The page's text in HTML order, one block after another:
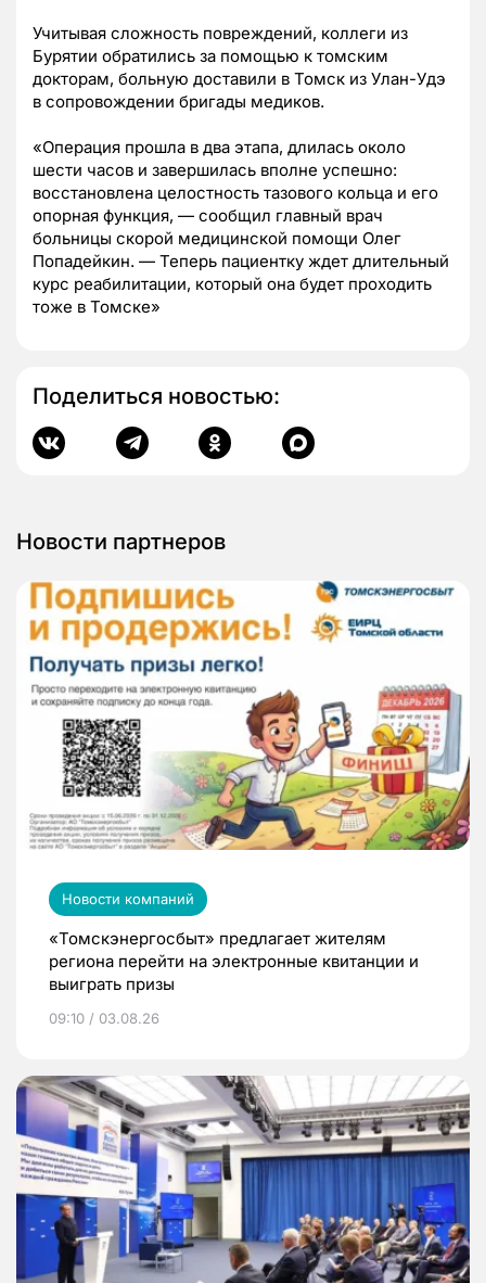
Учитывая сложность повреждений, коллеги из
Бурятии обратились за помощью к томским
докторам, больную доставили в Томск из Улан-Удэ
в сопровождении бригады медиков.
«Операция прошла в два этапа, длилась около
шести часов и завершилась вполне успешно:
восстановлена целостность тазового кольца и его
опорная функция, — сообщил главный врач
больницы скорой медицинской помощи Олег
Попадейкин. — Теперь пациентку ждет длительный
курс реабилитации, который она будет проходить
тоже в Томске»
Поделиться новостью:
Новости партнеров
Новости компаний
«Томскэнергосбыт» предлагает жителям
региона перейти на электронные квитанции и
выиграть призы
09:10 / 03.08.26